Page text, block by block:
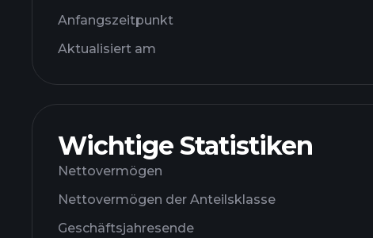
Anfangszeitpunkt
Aktualisiert am
Wichtige Statistiken
Nettovermögen
Nettovermögen der Anteilsklasse
Geschäftsjahresende